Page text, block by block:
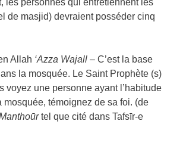
les personnes qui entretiennent les
de masjid) devraient posséder cinq
Allah ‘Azza Wajall – C’est la base
la mosquée. Le Saint Prophète (s)
voyez une personne ayant l’habitude
mosquée, témoignez de sa foi. (de
tel que cité dans Tafsīr-e